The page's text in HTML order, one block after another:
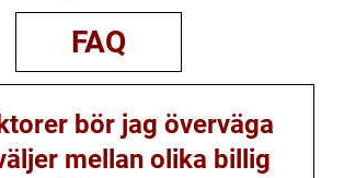
FAQ
bör jag överväga
mellan olika billig